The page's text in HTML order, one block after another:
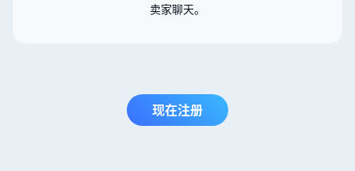
卖家聊天。
现在注册